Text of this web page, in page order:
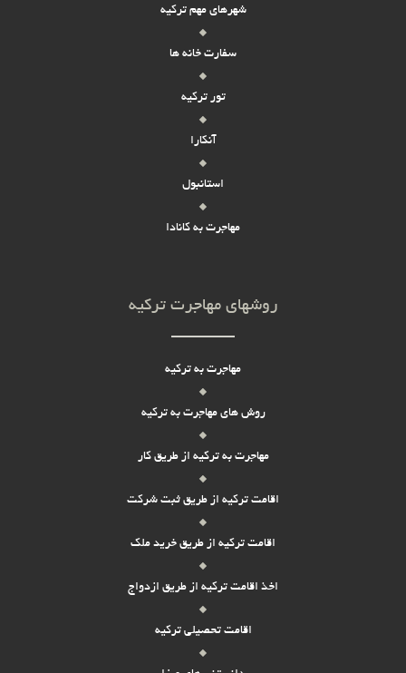
شهرهای مهم ترکیه
سفارت خانه ها
تور ترکیه
آنکارا
استانبول
مهاجرت به کانادا
روشهای مهاجرت ترکیه
مهاجرت به ترکیه
روش های مهاجرت به ترکیه
مهاجرت به ترکیه از طریق کار
اقامت ترکیه از طریق ثبت شرکت
اقامت ترکیه از طریق خرید ملک
اخذ اقامت ترکیه از طریق ازدواج
اقامت تحصیلی ترکیه